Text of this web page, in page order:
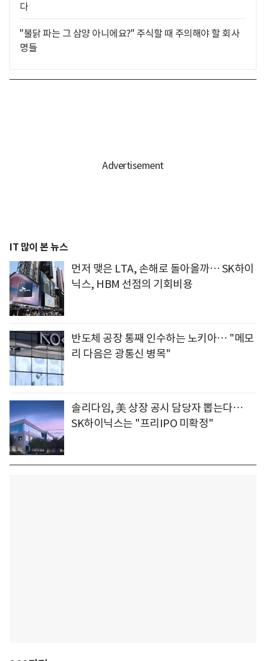
다
"불닭 파는 그 삼양 아니에요?" 주식할 때 주의해야 할 회사
명들
IT 많이 본 뉴스
먼저 맺은 LTA, 손해로 돌아올까… SK하이
닉스, HBM 선점의 기회비용
반도체 공장 통째 인수하는 노키아… "메모
리 다음은 광통신 병목"
솔리다임, 美 상장 공시 담당자 뽑는다…
SK하이닉스는 "프리IPO 미확정"